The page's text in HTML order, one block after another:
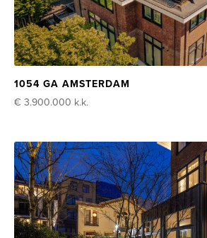
1054 GA AMSTERDAM
€ 3.900.000 k.k.